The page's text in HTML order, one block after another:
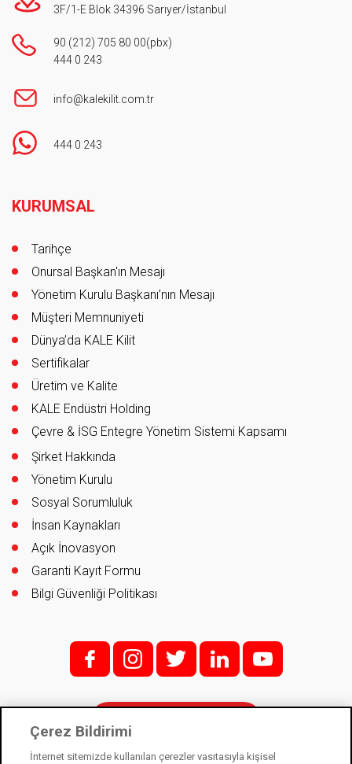
3F/1-E Blok 34396 Sarıyer/İstanbul
90 (212) 705 80 00(pbx)
444 0 243
info@kalekilit.com.tr
444 0 243
KURUMSAL
Tarihçe
Onursal Başkan'ın Mesajı
Yönetim Kurulu Başkanı’nın Mesajı
Müşteri Memnuniyeti
Dünya’da KALE Kilit
Sertifikalar
Üretim ve Kalite
KALE Endüstri Holding
Çevre & İSG Entegre Yönetim Sistemi Kapsamı
Şirket Hakkında
Yönetim Kurulu
Sosyal Sorumluluk
İnsan Kaynakları
Açık İnovasyon
Garanti Kayıt Formu
Bilgi Güvenliği Politikası
f; i; t l y
Çerez Bildirimi
İnternet sitemizde kullanılan çerezler vasıtasıyla kişisel